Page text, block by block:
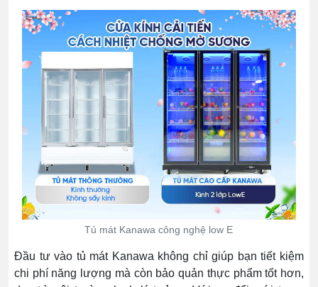
Tủ mát Kanawa công nghệ low E
Đầu tư vào tủ mát Kanawa không chỉ giúp bạn tiết kiệm
chi phí năng lượng mà còn bảo quản thực phẩm tốt hơn,